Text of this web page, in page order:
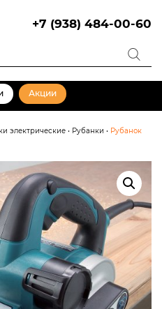
+7 (938) 484-00-60
Акции
электрические • Рубанки • Рубанок